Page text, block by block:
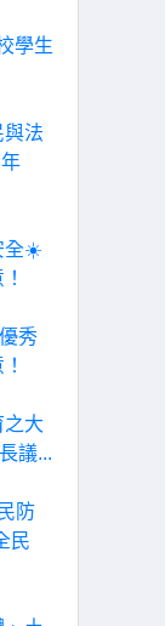
學生
與法
全☀️
秀
大
議...
防
民